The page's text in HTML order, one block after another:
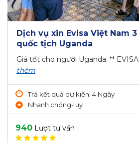
Dịch vụ xin Evisa Việt Nam
quốc tịch Uganda
Giá tốt cho người Uganda: ** EVISA
thêm
Trả kết quả dự kiến: 4 Ngày
Nhanh chóng- uy
940 Lượt tư vấn